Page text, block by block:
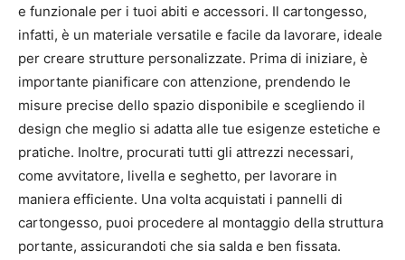
e funzionale per i tuoi abiti e accessori. Il cartongesso,
infatti, è un materiale versatile e facile da lavorare, ideale
per creare strutture personalizzate. Prima di iniziare, è
importante pianificare con attenzione, prendendo le
misure precise dello spazio disponibile e scegliendo il
design che meglio si adatta alle tue esigenze estetiche e
pratiche. Inoltre, procurati tutti gli attrezzi necessari,
come avvitatore, livella e seghetto, per lavorare in
maniera efficiente. Una volta acquistati i pannelli di
cartongesso, puoi procedere al montaggio della struttura
portante, assicurandoti che sia salda e ben fissata.